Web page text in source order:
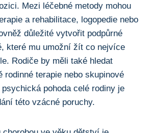
Mezi léčebné metody mohou
a rehabilitace, logopedie nebo
důležité vytvořit podpůrné
které mu⁤ umožní žít ⁢co⁤ nejvíce
Rodiče by měli⁤ také hledat
rodinné terapie nebo skupinové
pohoda celé rodiny je
‍této vzácné⁤ poruchy.